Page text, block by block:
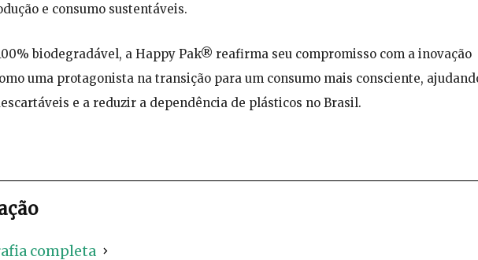
e consumo sustentáveis.
biodegradável, a Happy Pak® reafirma seu compromisso com a inovação
uma protagonista na transição para um consumo mais consciente,
e a reduzir a dependência de plásticos no Brasil.
completa